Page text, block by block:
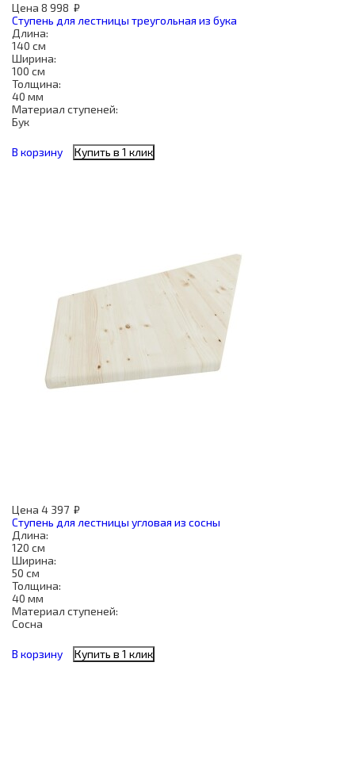
Цена 8 998 ₽
Ступень для лестницы треугольная из бука
Длина:
140 см
Ширина:
100 см
Толщина:
40 мм
Материал ступеней:
Бук
В корзину Купить в 1 клик
Цена 4 397 ₽
Ступень для лестницы угловая из сосны
Длина:
120 см
Ширина:
50 см
Толщина:
40 мм
Материал ступеней:
Сосна
В корзину Купить в 1 клик